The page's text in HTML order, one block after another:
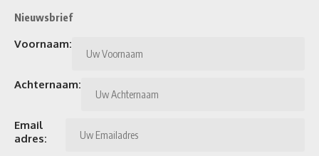
Nieuwsbrief
Voornaam:
Achternaam:
Email
adres: